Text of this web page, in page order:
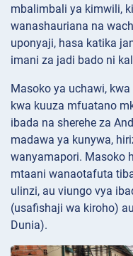
mbalimbali ya kimwili,
wanashauriana na
uponyaji, hasa katika
imani za jadi bado ni
Masoko ya uchawi,
kwa kuuza mfuatano
ibada na sherehe za
madawa ya kunywa,
wanyamapori. Masoko
mtaani wanaotafuta
ulinzi, au viungo vya
(usafishaji wa kiroho)
Dunia).